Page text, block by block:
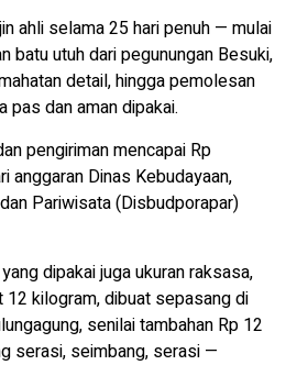
ahli selama 25 hari penuh — mulai
batu utuh dari pegunungan Besuki,
detail, hingga pemolesan
pas dan aman dipakai.
pengiriman mencapai Rp
anggaran Dinas Kebudayaan,
Pariwisata (Disbudporapar)
dipakai juga ukuran raksasa,
12 kilogram, dibuat sepasang di
senilai tambahan Rp 12
serasi, seimbang, serasi —